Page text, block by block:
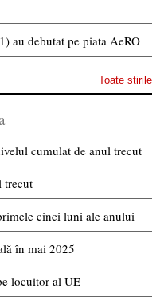
au debutat pe piata AeRO
Toate stirile
cumulat de anul trecut
trecut
cinci luni ale anului
în mai 2025
locuitor al UE